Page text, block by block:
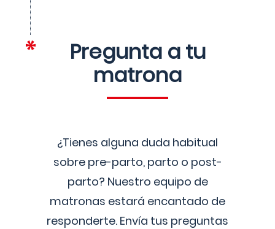
Pregunta a tu
matrona
¿Tienes alguna duda habitual
sobre pre-parto, parto o post-
parto? Nuestro equipo de
matronas estará encantado de
responderte. Envía tus preguntas